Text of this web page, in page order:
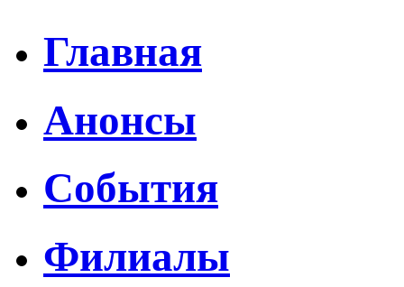
Главная
Анонсы
События
Филиалы